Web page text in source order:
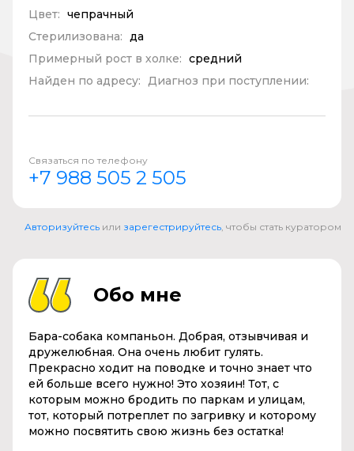
Цвет: чепрачный
Стерилизована: да
Примерный рост в холке: средний
Найден по адресу: Диагноз при поступлении:
Связаться по телефону
+7 988 505 2 505
Авторизуйтесь или зарегестрируйтесь , чтобы стать куратором
Обо мне
Бара-собака компаньон. Добрая, отзывчивая и
дружелюбная. Она очень любит гулять.
Прекрасно ходит на поводке и точно знает что
ей больше всего нужно! Это хозяин! Тот, с
которым можно бродить по паркам и улицам,
тот, который потреплет по загривку и которому
можно посвятить свою жизнь без остатка!